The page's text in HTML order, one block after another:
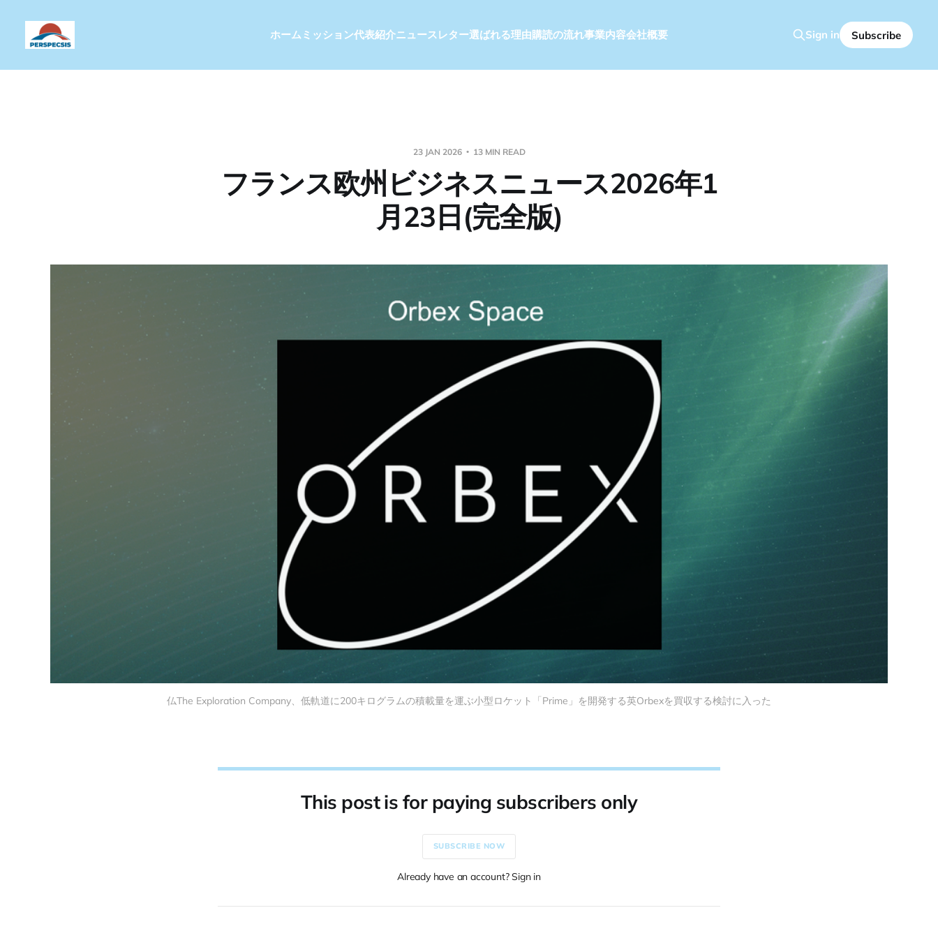
ホームミッション代表紹介ニュースレター選ばれる理由購読の流れ事業内容会社概要 Sign in Subscribe
23 JAN 2026 13 MIN READ
フランス欧州ビジネスニュース2026年1
月23日(完全版)
仏The Exploration Company、低軌道に200キログラムの積載量を運ぶ小型ロケット「Prime」を開発する英Orbexを買収する検討に入った
This post is for paying subscribers only
SUBSCRIBE NOW
Already have an account? Sign in